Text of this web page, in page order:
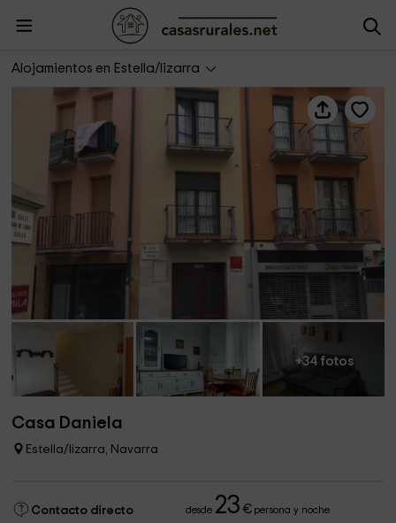
Alojamientos en Estella/lizarra
+34 fotos
Casa Daniela
Estella/lizarra, Navarra
Contacto directo desde 23 €persona y noche